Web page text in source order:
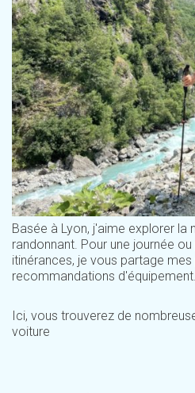
Basée à Lyon, j'aime explorer la
randonnant. Pour une journée
itinérances, je vous partage
recommandations d'équipement.
Ici, vous trouverez de
voiture